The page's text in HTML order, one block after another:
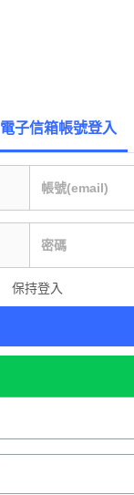
電子信箱帳號登入
保持登入